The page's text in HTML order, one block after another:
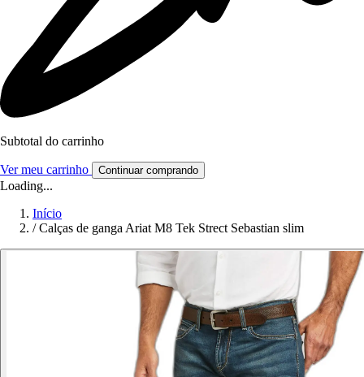
Subtotal do carrinho
Ver meu carrinho Continuar comprando
Loading...
Início
/ Calças de ganga Ariat M8 Tek Strect Sebastian slim